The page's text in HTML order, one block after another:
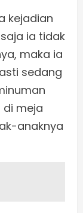
kejadian
ia tidak
maka ia
sedang
meja
anaknya